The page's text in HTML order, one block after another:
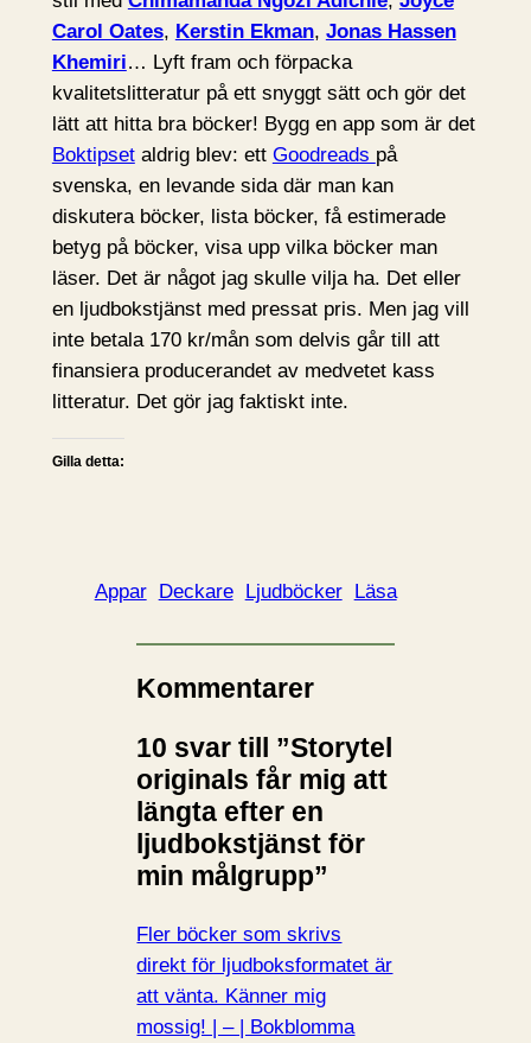
Carol Oates, Kerstin Ekman, Jonas Hassen
Khemiri… Lyft fram och förpacka
kvalitetslitteratur på ett snyggt sätt och gör det
lätt att hitta bra böcker! Bygg en app som är det
Boktipsetaldrig blev: ett Goodreads på
svenska, en levande sida där man kan
diskutera böcker, lista böcker, få estimerade
betyg på böcker, visa upp vilka böcker man
läser. Det är något jag skulle vilja ha. Det eller
en ljudbokstjänst med pressat pris. Men jag vill
inte betala 170 kr/mån som delvis går till att
finansiera producerandet av medvetet kass
litteratur. Det gör jag faktiskt inte.
Gilla detta:
Appar Deckare Ljudböcker Läsa
Kommentarer
10 svar till ”Storytel
originals får mig att
längta efter en
ljudbokstjänst för
min målgrupp”
Fler böcker som skrivs
direkt för ljudboksformatet är
att vänta. Känner mig
mossig! | – | Bokblomma